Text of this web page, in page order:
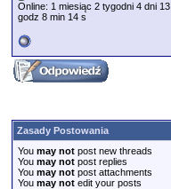
Online: 1 miesiąc 2 tygodni 4 dni 13
godz 8 min 14 s
Zasady Postowania
You may not post new threads
You may not post replies
You may not post attachments
You may not edit your posts